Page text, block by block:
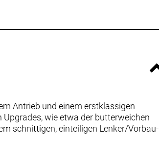
Antrieb und einem erstklassigen
wie etwa der butterweichen
schnittigen, einteiligen Lenker/Vorbau-